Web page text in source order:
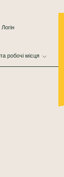
робочі місця